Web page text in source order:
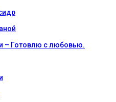
– Готовлю с любовью.